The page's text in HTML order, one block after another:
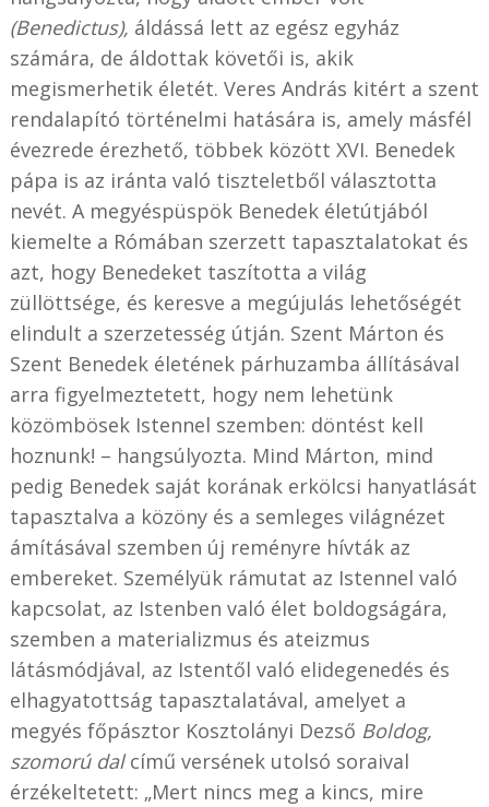
(Benedictus), áldássá lett az egész egyház
számára, de áldottak követői is, akik
megismerhetik életét. Veres András kitért a szent
rendalapító történelmi hatására is, amely másfél
évezrede érezhető, többek között XVI. Benedek
pápa is az iránta való tiszteletből választotta
nevét. A megyéspüspök Benedek életútjából
kiemelte a Rómában szerzett tapasztalatokat és
azt, hogy Benedeket taszította a világ
züllöttsége, és keresve a megújulás lehetőségét
elindult a szerzetesség útján. Szent Márton és
Szent Benedek életének párhuzamba állításával
arra figyelmeztetett, hogy nem lehetünk
közömbösek Istennel szemben: döntést kell
hoznunk! – hangsúlyozta. Mind Márton, mind
pedig Benedek saját korának erkölcsi hanyatlását
tapasztalva a közöny és a semleges világnézet
ámításával szemben új reményre hívták az
embereket. Személyük rámutat az Istennel való
kapcsolat, az Istenben való élet boldogságára,
szemben a materializmus és ateizmus
látásmódjával, az Istentől való elidegenedés és
elhagyatottság tapasztalatával, amelyet a
megyés főpásztor Kosztolányi Dezső Boldog,
szomorú dalcímű versének utolsó soraival
érzékeltetett: „Mert nincs meg a kincs, mire